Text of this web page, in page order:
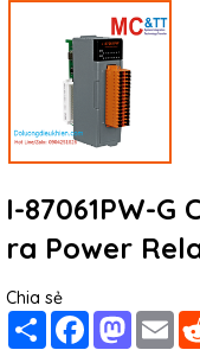
I-87061PW-G
ra Power
Chia sẻ
Share Facebook